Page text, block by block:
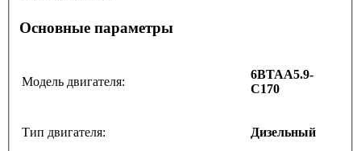
Основные параметры
Модель двигателя:
6BTAA5.9-
C170
Тип двигателя: Дизельный